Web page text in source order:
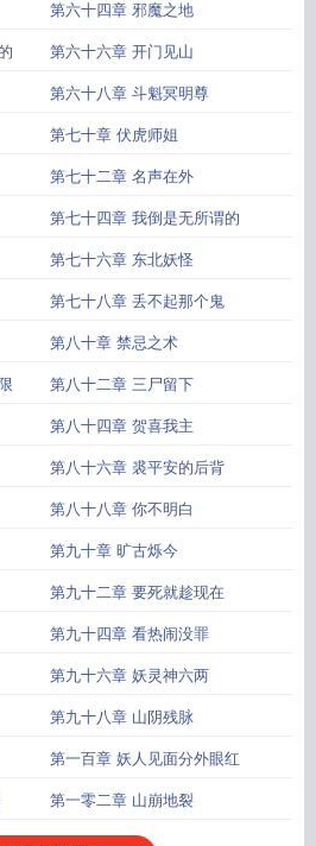
第六十四章 邪魔之地
第六十六章 开门见山
第六十八章 斗魁冥明尊
第七十章 伏虎师姐
第七十二章 名声在外
第七十四章 我倒是无所谓的
第七十六章 东北妖怪
第七十八章 丢不起那个鬼
第八十章 禁忌之术
第八十二章 三尸留下
第八十四章 贺喜我主
第八十六章 裘平安的后背
第八十八章 你不明白
第九十章 旷古烁今
第九十二章 要死就趁现在
第九十四章 看热闹没罪
第九十六章 妖灵神六两
第九十八章 山阴残脉
第一百章 妖人见面分外眼红
第一零二章 山崩地裂